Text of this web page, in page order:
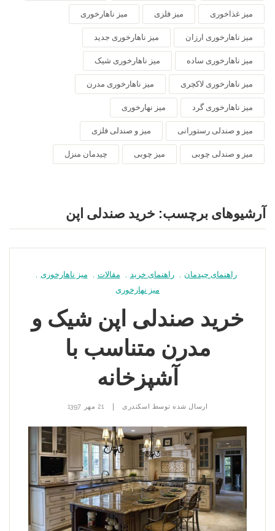
میز غذاخوری میز فلزی میز ناهارخوری
میز ناهارخوری ارزان میز ناهارخوری جدید
میز ناهارخوری ساده میز ناهارخوری شیک
میز ناهارخوری لاکچری میز ناهارخوری مدرن
میز ناهارخوری گرد میز نهارخوری
میز و صندلی رستورانی میز و صندلی فلزی
میز و صندلی چوبی میز چوبی چیدمان منزل
آرشیوهای برچسب: خرید صندلی اپن
راهنمای چیدمان راهنمای خرید مقالات میز ناهارخوری
میز نهارخوری
خرید صندلی اپن شیک و
مدرن متناسب با
آشپزخانه
ارسال شده توسط اسکندری 21 مهر 1397